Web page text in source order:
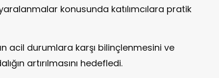
konusunda katılımcılara pratik
acil durumlara karşı bilinçlenmesini ve
artırılmasını hedefledi.